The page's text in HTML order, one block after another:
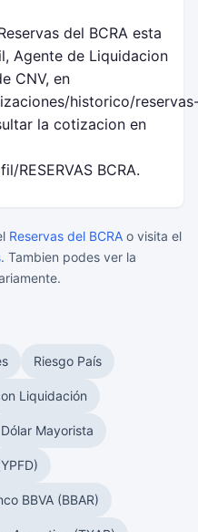
del BCRA esta
Agente de Liquidacion
CNV, en
historico/
la cotizacion en
RESERVAS BCRA.
Reservas del BCRA o visita el
. Tambien podes ver la
Riesgo País
Liquidación
Dólar Mayorista
BBVA (BBAR)